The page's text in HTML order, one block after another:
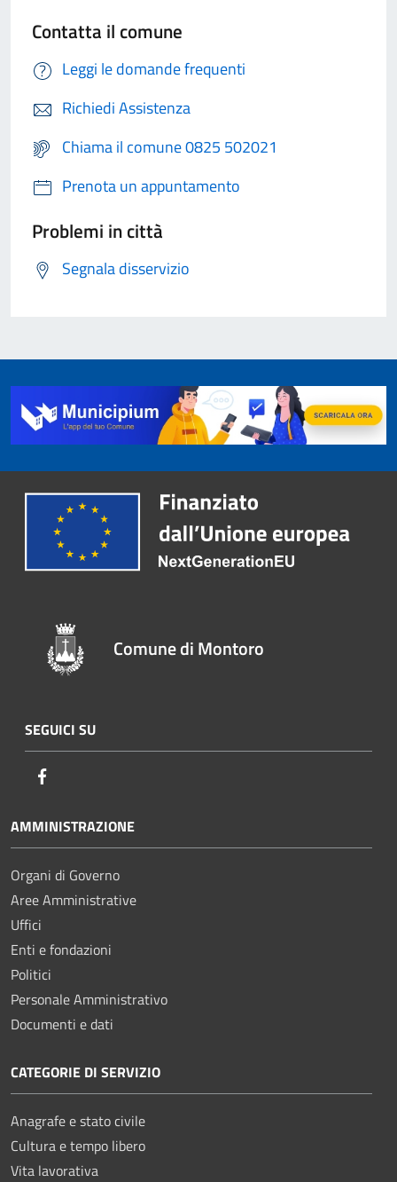
Contatta il comune
Leggi le domande frequenti
Richiedi Assistenza
Chiama il comune 0825 502021
Prenota un appuntamento
Problemi in città
Segnala disservizio
Comune di Montoro
SEGUICI SU
AMMINISTRAZIONE
Organi di Governo
Aree Amministrative
Uffici
Enti e fondazioni
Politici
Personale Amministrativo
Documenti e dati
CATEGORIE DI SERVIZIO
Anagrafe e stato civile
Cultura e tempo libero
Vita lavorativa